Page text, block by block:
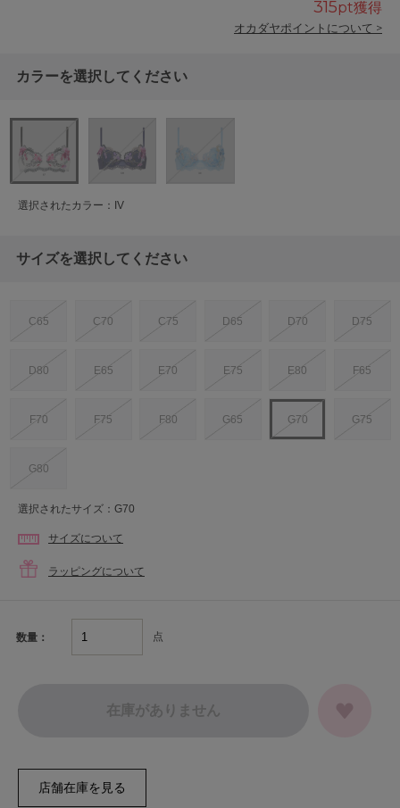
315pt獲得
オカダヤポイントについて >
カラーを選択してください
選択されたカラー：IV
サイズを選択してください
C65 C70 C75 D65 D70 D75
D80 E65 E70 E75 E80 F65
F70 F75 F80 G65 G70 G75
G80
選択されたサイズ：G70
サイズについて
ラッピングについて
数量： 点
在庫がありません